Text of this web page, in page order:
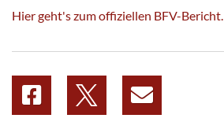
Hier geht's zum offiziellen BFV-Bericht.